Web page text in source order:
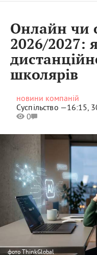
Онлайн чи
2026/2027:
школярів
новини компаній
Суспільство —16:15,
0
фото ThinkGlobal